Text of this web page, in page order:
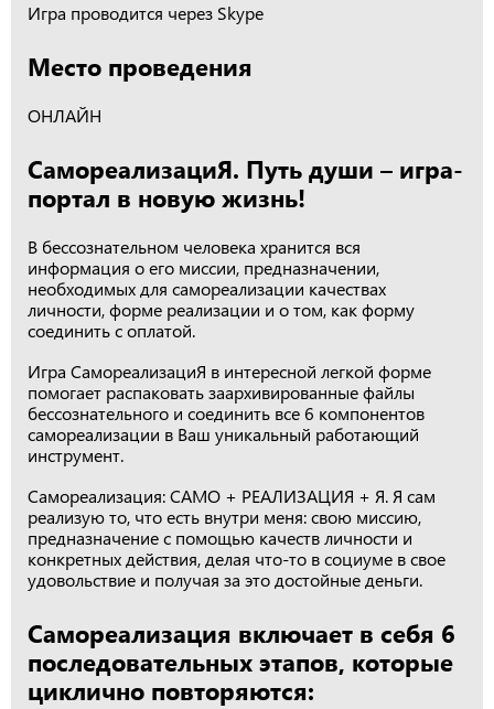
Игра проводится через Skype
Место проведения
ОНЛАЙН
СамореализациЯ. Путь души – игра-
портал в новую жизнь!
В бессознательном человека хранится вся
информация о его миссии, предназначении,
необходимых для самореализации качествах
личности, форме реализации и о том, как форму
соединить с оплатой.
Игра СамореализациЯ в интересной легкой форме
помогает распаковать заархивированные файлы
бессознательного и соединить все 6 компонентов
самореализации в Ваш уникальный работающий
инструмент.
Самореализация: САМО + РЕАЛИЗАЦИЯ + Я. Я сам
реализую то, что есть внутри меня: свою миссию,
предназначение с помощью качеств личности и
конкретных действия, делая что-то в социуме в свое
удовольствие и получая за это достойные деньги.
Самореализация включает в себя 6
последовательных этапов, которые
циклично повторяются: